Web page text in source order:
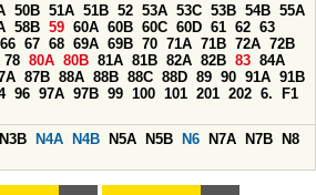
50B 51A 51B 52 53A 53C 53B 54B 55A
58B 59 60A 60B 60C 60D 61 62 63
66 67 68 69A 69B 70 71A 71B 72A 72B
78 80A 80B 81A 81B 82A 82B 83 84A
87B 88A 88B 88C 88D 89 90 91A 91B
96 97A 97B 99 100 101 201 202 6.
F1
N3B N4A N4B N5A N5B N6 N7A N7B
N8